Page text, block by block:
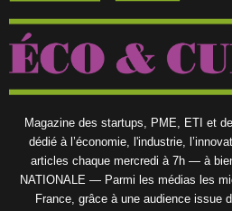
Magazine des startups, PME, ETI et
dédié à l’économie, l'industrie,
articles chaque mercredi à 7h — à
NATIONALE — Parmi les médias les
France, grâce à une audience issue